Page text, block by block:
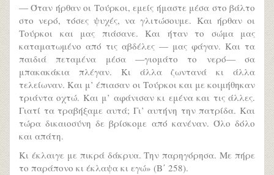
— Όταν ήρθαν οι Τούρκοι, εμείς ήμαστε μέσα στο βάλτο
στο νερό, τόσες ψυχές, να γλιτώσουμε. Και ήρθαν οι
Τούρκοι και μας πιάσανε. Και ήταν το σώμα μας
καταματωμένο από τις αβδέλες — μας φάγαν. Και τα
παιδιά πεταμένα μέσα —γιομάτο το νερό— σα
μπακακάκια πλέγαν. Κι άλλα ζωντανά κι άλλα
τελείωναν. Και μ’ έπιασαν οι Τούρκοι και με κοιμήθηκαν
τριάντα οχτώ. Και μ’ αφάνισαν κι εμένα και τις άλλες.
Γιατί τα τραβήξαμε αυτά; Γι’ αυτήνη την πατρίδα. Και
τώρα δικαιοσύνη δε βρίσκομε από κανέναν. Όλο δόλο
και απάτη.
Κι έκλαιγε με πικρά δάκρυα. Την παρηγόρησα. Με πήρε
το παράπονο κι έκλαψα κι εγώ» (Β΄ 258).